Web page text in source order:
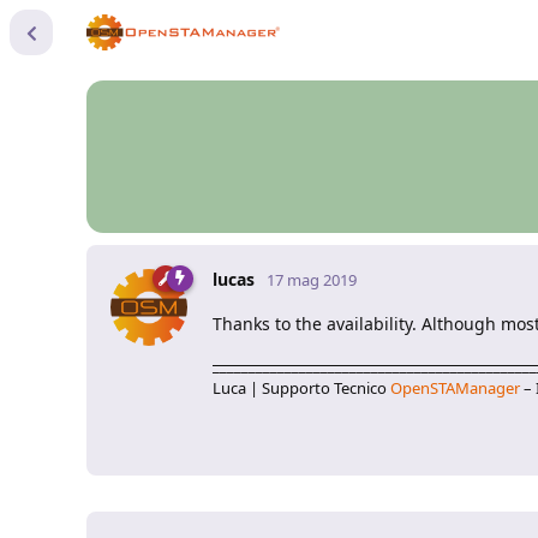
lucas 17 mag 2019
Thanks to the availability. Although
Luca | Supporto TecnicoOpenSTAManager–